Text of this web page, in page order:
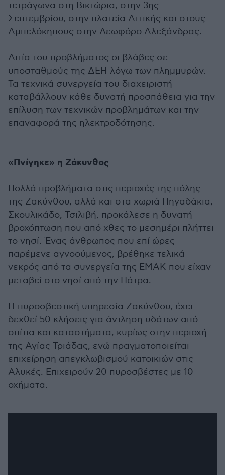
τετράγωνα στη Βικτώρια, στην 3ης
Σεπτεμβρίου, στην πλατεία Αττικής και στους
Αμπελόκηπους στην Λεωφόρο Αλεξάνδρας.
Αιτία του προβλήματος οι βλάβες σε
υποσταθμούς της ΔΕΗ λόγω των πλημμυρών.
Τα τεχνικά συνεργεία του διαχειριστή
καταβάλλουν κάθε δυνατή προσπάθεια για την
επίλυση των τεχνικών προβλημάτων και την
επαναφορά της ηλεκτροδότησης.
«Πνίγηκε» η Ζάκυνθος
Πολλά προβλήματα στις περιοχές της πόλης
της Ζακύνθου, αλλά και στα χωριά Πηγαδάκια,
Σκουλικάδο, Τσιλιβή, προκάλεσε η δυνατή
βροχόπτωση που από χθες το μεσημέρι πλήττει
το νησί. Ένας άνθρωπος που επί ώρες
παρέμενε αγνοούμενος, βρέθηκε τελικά
νεκρός από τα συνεργεία της ΕΜΑΚ που είχαν
μεταβεί στο νησί από την Πάτρα.
Η πυροσβεστική υπηρεσία Ζακύνθου, έχει
δεχθεί 50 κλήσεις για άντληση υδάτων από
σπίτια και καταστήματα, κυρίως στην περιοχή
της Αγίας Τριάδας, ενώ πραγματοποιείται
επιχείρηση απεγκλωβισμού κατοικιών στις
Αλυκές. Επιχειρούν 20 πυροσβέστες με 10
οχήματα.